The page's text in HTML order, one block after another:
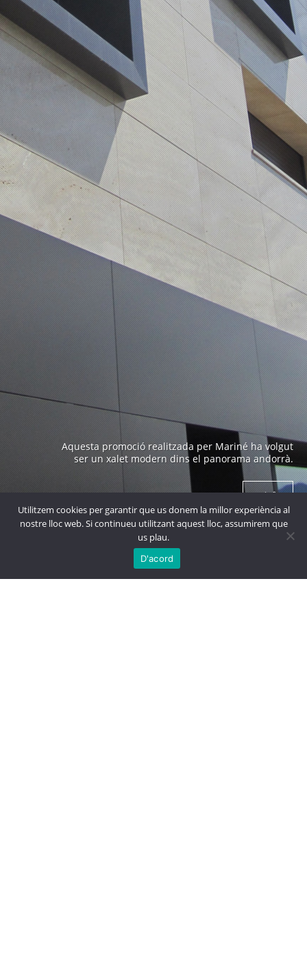
Aquesta promoció realitzada per Mariné ha volgut
ser un xalet modern dins el panorama andorrà.
+ info
Edifici emblemàtic a Andorra construït als anys 70 i
obra de un arquitecte prestigiós com es en Ricard
Bofill.
+ info
PROJECTES
Utilitzem cookies per garantir que us donem la millor experiència al
nostre lloc web. Si continueu utilitzant aquest lloc, assumirem que
us plau.
D'acord